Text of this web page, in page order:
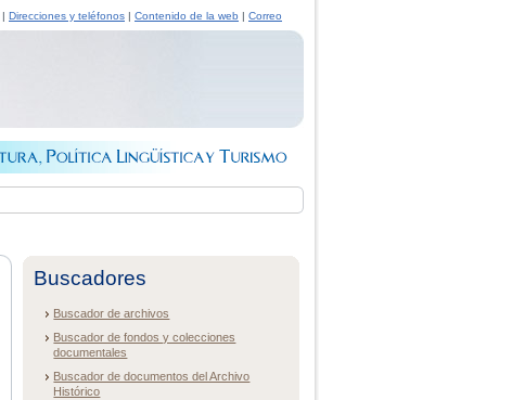
| Direcciones y teléfonos | Contenido de la web | Correo
Buscadores
Buscador de archivos
Buscador de fondos y colecciones
documentales
Buscador de documentos del Archivo
Histórico